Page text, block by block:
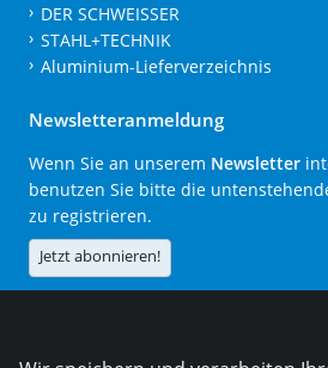
DER SCHWEISSER
STAHL+TECHNIK
Aluminium-Lieferverzeichnis
Newsletteranmeldung
Wenn Sie an unserem Newsletter
benutzen Sie bitte die
zu registrieren.
Jetzt abonnieren!
Die DVS Media GmbH ist ein